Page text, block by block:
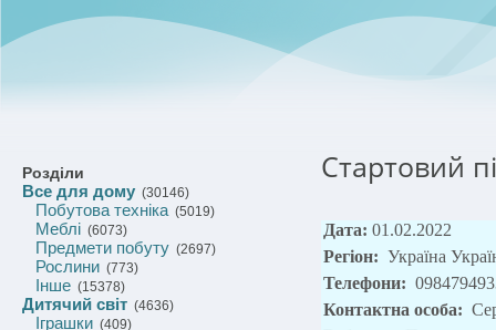
Розділи
Все для дому (30146)
Побутова техніка(5019)
Меблі (6073)
Предмети побуту (2697)
Рослини (773)
Інше (15378)
Дитячий світ (4636)
Іграшки (409)
Стартовий
Дата: 01.02.2022
Регіон: Україна
Телефони:
Контактна особа: